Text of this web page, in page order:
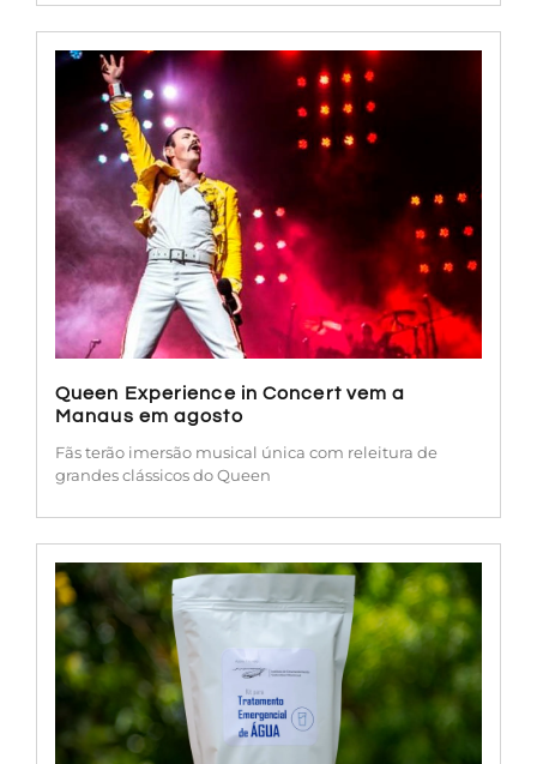
Queen Experience in Concert vem a
Manaus em agosto
Fãs terão imersão musical única com releitura de
grandes clássicos do Queen